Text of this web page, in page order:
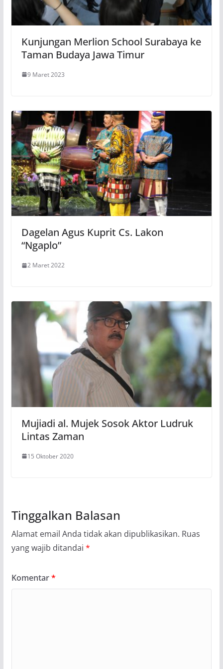
Kunjungan Merlion School Surabaya ke
Taman Budaya Jawa Timur
9 Maret 2023
Dagelan Agus Kuprit Cs. Lakon
“Ngaplo”
2 Maret 2022
Mujiadi al. Mujek Sosok Aktor Ludruk
Lintas Zaman
15 Oktober 2020
Tinggalkan Balasan
Alamat email Anda tidak akan dipublikasikan. Ruas
yang wajib ditandai *
Komentar*